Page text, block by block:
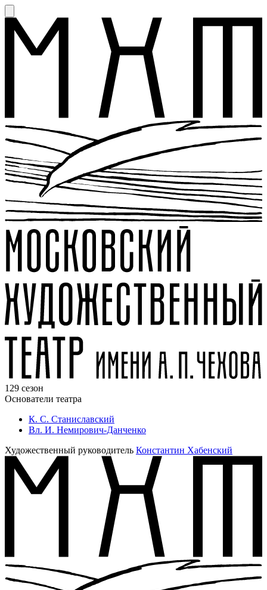
129 сезон
Основатели театра
К. С. Станиславский
Вл. И. Немирович-Данченко
Художественный руководитель Константин Хабенский